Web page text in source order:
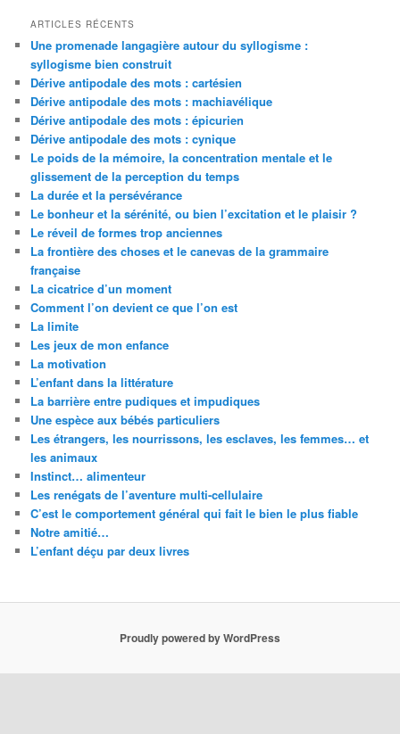
ARTICLES RÉCENTS
Une promenade langagière autour du syllogisme :
syllogisme bien construit
Dérive antipodale des mots : cartésien
Dérive antipodale des mots : machiavélique
Dérive antipodale des mots : épicurien
Dérive antipodale des mots : cynique
Le poids de la mémoire, la concentration mentale et le
glissement de la perception du temps
La durée et la persévérance
Le bonheur et la sérénité, ou bien l’excitation et le plaisir ?
Le réveil de formes trop anciennes
La frontière des choses et le canevas de la grammaire
française
La cicatrice d’un moment
Comment l’on devient ce que l’on est
La limite
Les jeux de mon enfance
La motivation
L’enfant dans la littérature
La barrière entre pudiques et impudiques
Une espèce aux bébés particuliers
Les étrangers, les nourrissons, les esclaves, les femmes… et
les animaux
Instinct… alimenteur
Les renégats de l’aventure multi-cellulaire
C’est le comportement général qui fait le bien le plus fiable
Notre amitié…
L’enfant déçu par deux livres
Proudly powered by WordPress